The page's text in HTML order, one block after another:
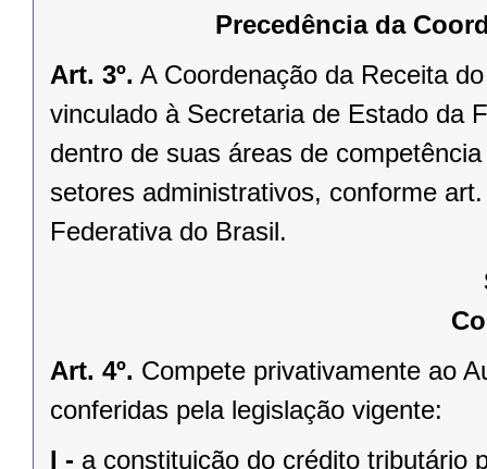
Precedência da
Art. 3º. A Coordenação da Receita
vinculado à Secretaria de Estado da
dentro de suas áreas de
setores administrativos, conforme
Federativa do Brasil.
Art. 4º. Compete privativamente ao
conferidas pela legislação vigente:
I - a constituição do crédito tributário